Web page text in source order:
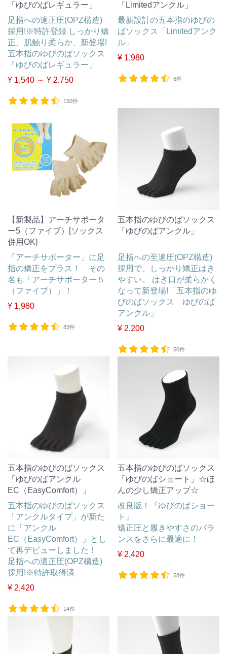
「ゆびのばレギュラー」
足指への適正圧(OPZ構造)
採用!※特許登録 しっかり矯
正、肌触り柔らか、新登場!
五本指のゆびのばソックス
「ゆびのばレギュラー」
¥ 1,540 ～ ¥ 2,750
150件
「Limitedアンクル」
最新設計の五本指のゆびの
ばソックス「Limitedアンク
ル」
¥ 1,980
6件
【新製品】アーチサポータ
ー5（ファイブ）[ソックス
併用OK]
「アーチサポーター」に足
指の矯正をプラス！ その
名も「アーチサポーター５
（ファイブ）」！
¥ 1,980
83件
五本指のゆびのばソックス
「ゆびのばアンクル」
足指への至適圧(OPZ構造)
採用で、しっかり矯正はき
やすい。 はき口が柔らかく
なって新登場!「五本指のゆ
びのばソックス ゆびのば
アンクル」
¥ 2,200
50件
五本指のゆびのばソックス
「ゆびのばアンクル
EC（EasyComfort）」
五本指のゆびのばソックス
「アンクルタイプ」が新た
に「アンクル
EC（EasyComfort）」とし
て再デビューしました！
足指への適正圧(OPZ構造)
採用!※特許取得済
¥ 2,420
14件
五本指のゆびのばソックス
「ゆびのばショート」☆ほ
んの少し矯正アップ☆
改良版！『ゆびのばショー
ト』
矯正圧と履きやすさのバラ
ンスをさらに最適に！
¥ 2,420
58件